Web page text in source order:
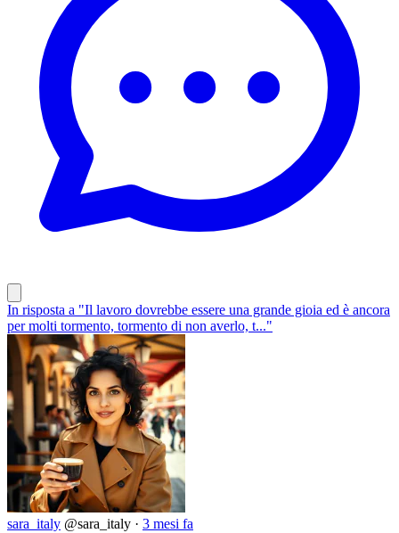
In risposta a "Il lavoro dovrebbe essere una grande gioia ed è ancora
per molti tormento, tormento di non averlo, t..."
sara_italy @sara_italy · 3 mesi fa